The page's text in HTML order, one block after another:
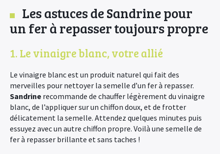
Les astuces de Sandrine pour
un fer à repasser toujours propre
1. Le vinaigre blanc, votre allié
Le vinaigre blanc est un produit naturel qui fait des
merveilles pour nettoyer la semelle d’un fer à repasser.
Sandrine recommande de chauffer légèrement du vinaigre
blanc, de l’appliquer sur un chiffon doux, et de frotter
délicatement la semelle. Attendez quelques minutes puis
essuyez avec un autre chiffon propre. Voilà une semelle de
fer à repasser brillante et sans taches !